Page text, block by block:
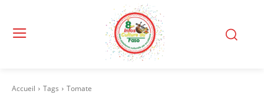
Accueil Tags Tomate